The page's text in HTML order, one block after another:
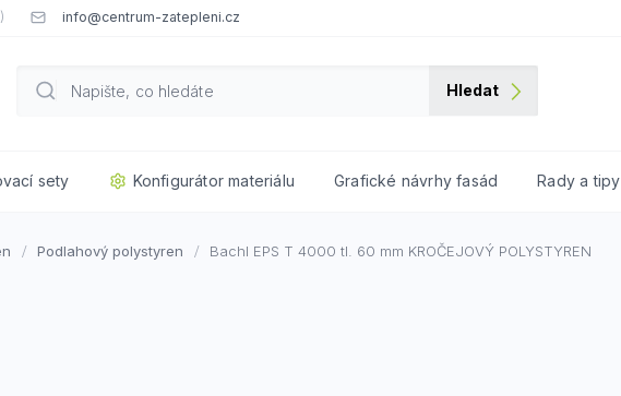
info@centrum-zatepleni.cz
Hledat
sety Konfigurátor materiálu Grafické návrhy fasád Rady a tipy
Podlahový polystyren Bachl EPS T 4000 tl. 60 mm KROČEJOVÝ POLYSTYREN